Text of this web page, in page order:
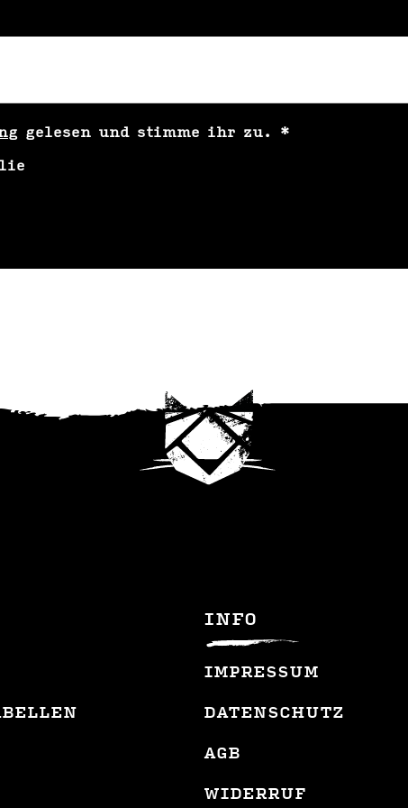
gelesen und stimme ihr zu. *
INFO
IMPRESSUM
DATENSCHUTZ
AGB
WIDERRUF